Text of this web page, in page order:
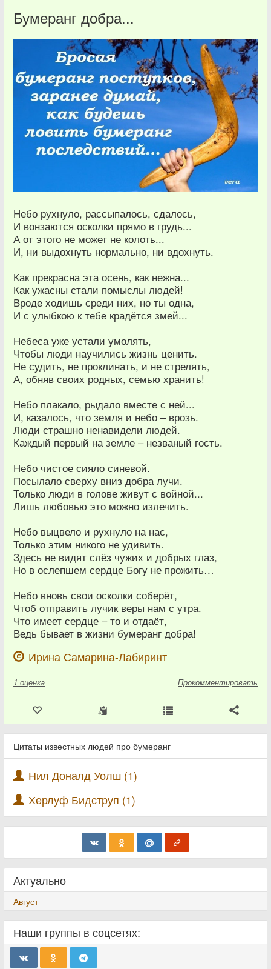
Бумеранг добра...
Небо рухнуло, рассыпалось, сдалось,
И вонзаются осколки прямо в грудь...
А от этого не может не колоть...
И, ни выдохнуть нормально, ни вдохнуть.
Как прекрасна эта осень, как нежна...
Как ужасны стали помыслы людей!
Вроде ходишь среди них, но ты одна,
И с улыбкою к тебе крадётся змей...
Небеса уже устали умолять,
Чтобы люди научились жизнь ценить.
Не судить, не проклинать, и не стрелять,
А, обняв своих родных, семью хранить!
Небо плакало, рыдало вместе с ней...
И, казалось, что земля и небо – врозь.
Люди страшно ненавидели людей.
Каждый первый на земле – незваный гость.
Небо чистое сияло синевой.
Посылало сверху вниз добра лучи.
Только люди в голове живут с войной...
Лишь любовью это можно излечить.
Небо выцвело и рухнуло на нас,
Только этим никого не удивить.
Здесь не видят слёз чужих и добрых глаз,
Но в ослепшем сердце Богу не прожить…
Небо вновь свои осколки соберёт,
Чтоб отправить лучик веры нам с утра.
Что имеет сердце – то и отдаёт,
Ведь бывает в жизни бумеранг добра!
Ирина Самарина-Лабиринт
1 оценка Прокомментировать
Цитаты известных людей про бумеранг
Нил Доналд Уолш (1)
Херлуф Бидструп (1)
Актуально
Август
Наши группы в соцсетях: